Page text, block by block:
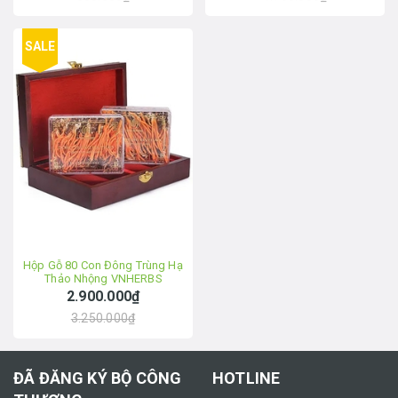
SALE
Hộp Gỗ 80 Con Đông Trùng Hạ
Thảo Nhộng VNHERBS
2.900.000₫
3.250.000₫
ĐÃ ĐĂNG KÝ BỘ CÔNG
HOTLINE